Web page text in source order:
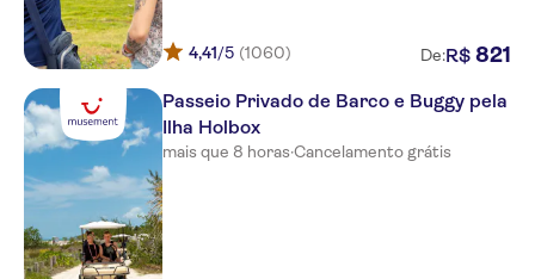
Golden Parnassus Resort &
Spa All Inclusive
Beach Palace All Inclusive
RIU Mexico
Viva Wyndham Maya All
Inclusive
Flamingo Cancun Resort
4,41/5 (1060) De:R$ 821
Passeio Privado de Barco e Buggy pela
Ilha Holbox
mais que 8 horas·Cancelamento grátis